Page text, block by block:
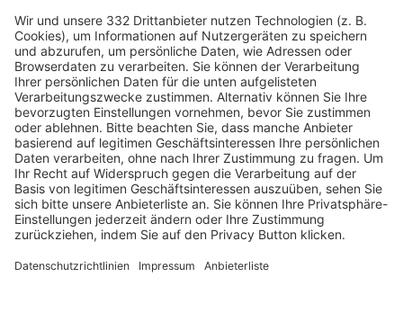
HÄUFIG BESUCHTE SEITEN
Pässe und Vereinswechsel
Trainerausbildung
Schulungsangebot Vereinsmitarbeiter
BFV-Geschäftsstellen
Trainerbörse
Login SpielPlus
FOLGE DEM BFV